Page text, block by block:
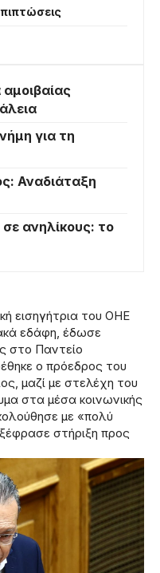
για τη
Αναδιάταξη
ανηλίκους: το
εισηγήτρια του ΟΗΕ
εδάφη, έδωσε
στο Παντείο
ο πρόεδρος του
μαζί με στελέχη του
στα μέσα κοινωνικής
με «πολύ
στήριξη προς